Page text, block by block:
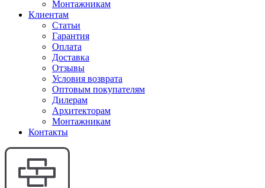
Монтажникам
Клиентам
Статьи
Гарантия
Оплата
Доставка
Отзывы
Условия возврата
Оптовым покупателям
Дилерам
Архитекторам
Монтажникам
Контакты